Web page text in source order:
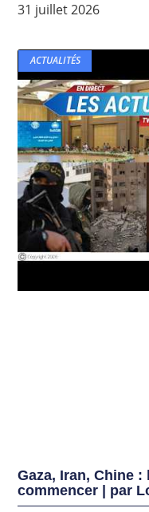
31 juillet 2026
ACTUALITÉS
Gaza, Iran, Chine
commencer | par